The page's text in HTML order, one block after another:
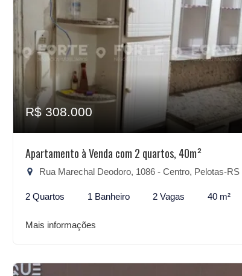
R$ 308.000
Apartamento à Venda com 2 quartos, 40m²
Rua Marechal Deodoro, 1086 - Centro, Pelotas-RS
2 Quartos 1 Banheiro 2 Vagas 40 m²
Mais informações